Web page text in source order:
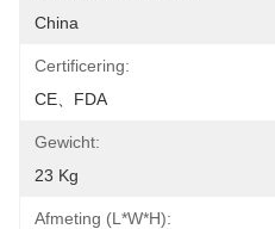
China
Certificering:
CE、FDA
Gewicht:
23 Kg
Afmeting (l*w*h):